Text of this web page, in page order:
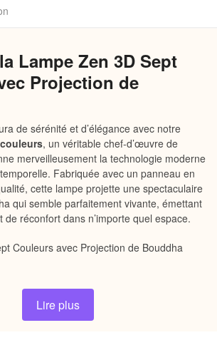
Lampe Zen 3D Sept
Projection de
de sérénité et d’élégance avec notre
, un véritable chef-d’œuvre de
merveilleusement la technologie moderne
Fabriquée avec un panneau en
cette lampe projette une spectaculaire
qui semble parfaitement vivante, émettant
réconfort dans n’importe quel espace.
pour une
Lire plus